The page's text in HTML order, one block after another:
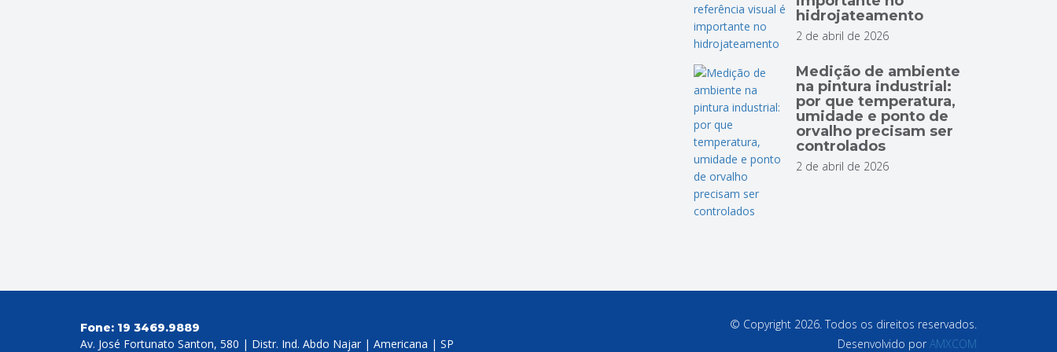
hidrojateamento
2 de abril de 2026
Medição de ambiente
na pintura industrial:
por que temperatura,
umidade e ponto de
orvalho precisam ser
controlados
2 de abril de 2026
Fone: 19 3469.9889
Av. José Fortunato Santon, 580 | Distr. Ind. Abdo Najar | Americana | SP
© Copyright 2026. Todos os direitos reservados.
Desenvolvido porAMXCOM